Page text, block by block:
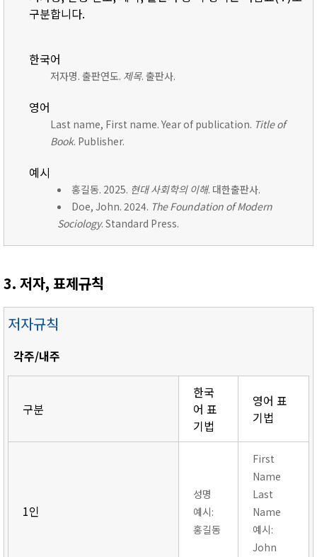
구분합니다.
한국어
저자명. 출판연도. 제목. 출판사.
영어
Last name, First name. Year of publication. Title of
Book. Publisher.
예시
홍길동. 2025. 현대 사회학의 이해. 대한출판사.
Doe, John. 2024. The Foundation of Modern
Sociology. Standard Press.
3. 저자, 표제규칙
저자규칙
각주/내주
구분
한국
어 표
기법
영어 표
기법
1인
성명
예시:
홍길동
First
Name
Last
Name
예시:
John